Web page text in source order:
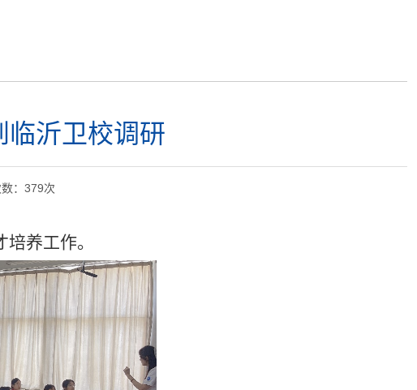
临沂卫校调研
： 379次
养工作。